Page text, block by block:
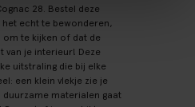
28. Bestel deze
echt te bewonderen,
om te kijken of dat de
van je interieur! Deze
uitstraling die bij elke
een klein vlekje zie je
duurzame materialen gaat